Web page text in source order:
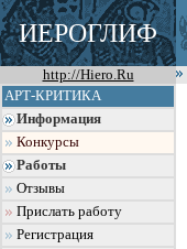
ИЕРОГЛИФ
http://Hiero.Ru
АРТ-КРИТИКА
Информация
Конкурсы
Работы
Отзывы
Прислать работу
Регистрация